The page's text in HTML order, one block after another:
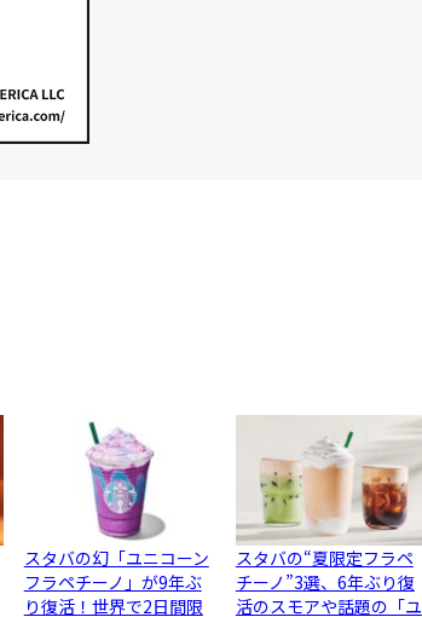
スタバの幻「ユニコーン
フラペチーノ」が9年ぶ
り復活！世界で2日間限
スタバの“夏限定フラペ
チーノ”3選、6年ぶり復
活のスモアや話題の「ユ